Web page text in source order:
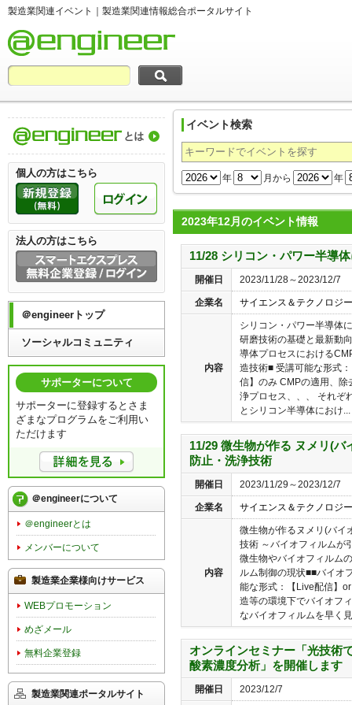
製造業関連イベント｜製造業関連情報総合ポータルサイト
イベント検索
年 月から 年
2023年12月のイベント情報
11/28 シリコン・パワー半導
開催日 2023/11/28～2023/12/7
企業名 サイエンス＆テクノロジ
内容
シリコン・パワー半導体
研磨技術の基礎と最新動
導体プロセスにおける
造技術■ 受講可能な形式
信】のみ CMPの適用、
浄プロセス、、、 それぞ
とシリコン半導体におけ...
11/29 微生物が作る ヌメリ(
防止・洗浄技術
開催日 2023/11/29～2023/12/7
企業名 サイエンス＆テクノロジ
内容
微生物が作るヌメリ(バイ
技術 ～バイオフィルムが
微生物やバイオフィルム
ルム制御の現状■■バイオ
能な形式：【Live配信】
造等の環境下でバイオフ
なバイオフィルムを早く
オンラインセミナー「光技術
酸素濃度分析」を開催します
開催日 2023/12/7
製造業関連情報総合ポータルサイト＠
個人の方はこちら
法人の方はこちら
＠engineerトップ
ソーシャルコミュニティ
サポーターについて
サポーターに登録するとさま
ざまなプログラムをご利用い
ただけます
＠engineerについて
＠engineerとは
メンバーについて
製造業企業様向けサービス
WEBプロモーション
めざメール
無料企業登録
製造業関連ポータルサイト